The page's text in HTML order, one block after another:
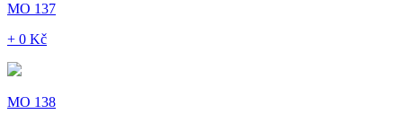
MO 137
+ 0 Kč
MO 138